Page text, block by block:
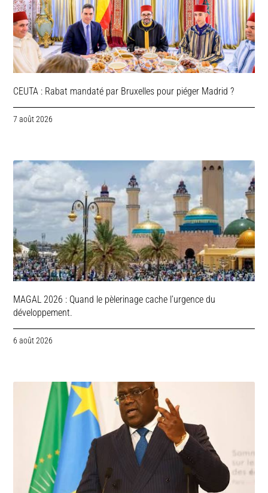
CEUTA : Rabat mandaté par Bruxelles pour piéger Madrid ?
7 août 2026
MAGAL 2026 : Quand le pèlerinage cache l’urgence du
développement.
6 août 2026